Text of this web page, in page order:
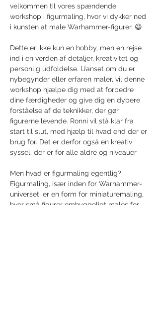
velkommen til vores spændende
workshop i figurmaling, hvor vi dykker ned
i kunsten at male Warhammer-figurer. 😃
Dette er ikke kun en hobby, men en rejse
ind i en verden af detaljer, kreativitet og
personlig udfoldelse. Uanset om du er
nybegynder eller erfaren maler, vil denne
workshop hjælpe dig med at forbedre
dine færdigheder og give dig en dybere
forståelse af de teknikker, der gør
figurerne levende. Ronni vil stå klar fra
start til slut, med hjælp til hvad end der er
brug for. Det er derfor også en kreativ
syssel, der er for alle aldre og niveauer
Men hvad er figurmaling egentlig?
Figurmaling, især inden for Warhammer-
universet, er en form for miniaturemaling,
hvor små figurer omhyggeligt males for